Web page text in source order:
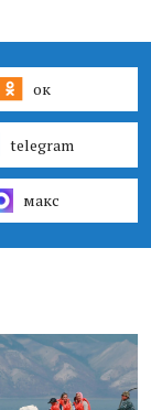
ок
telegram
макс